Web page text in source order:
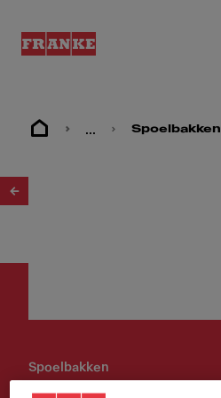
... Spoelbakken
Spoelbakken